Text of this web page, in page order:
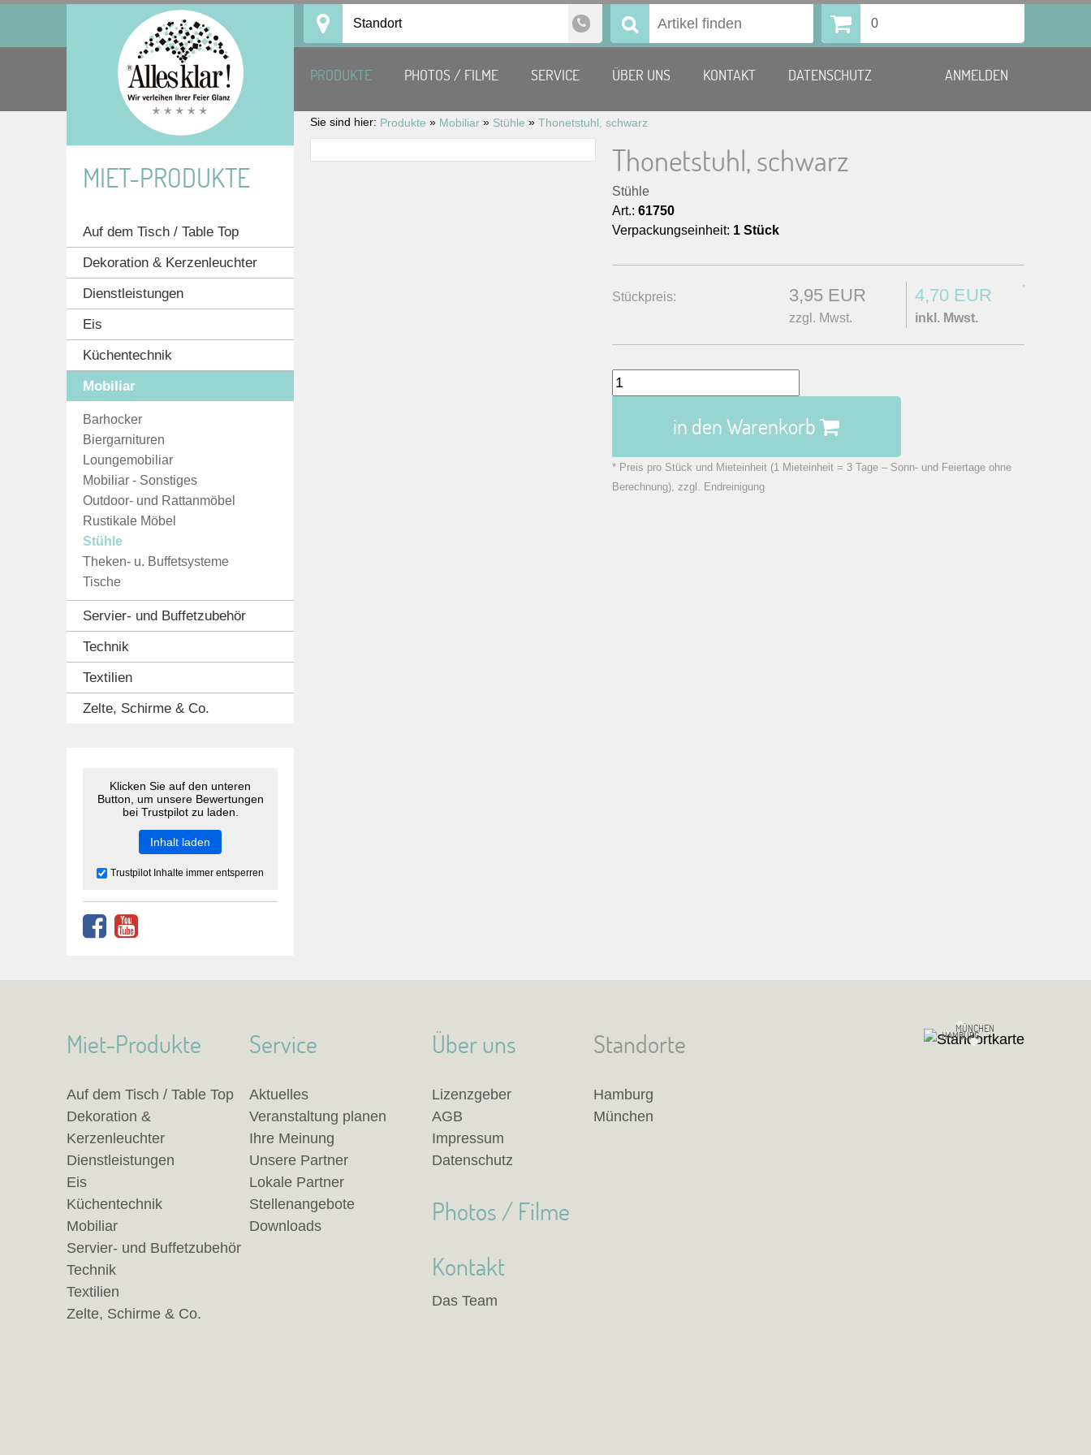
Standort Suchen 0
PRODUKTE PHOTOS / FILME SERVICE ÜBER UNS KONTAKT DATENSCHUTZ ANMELDEN
Sie sind hier: Produkte » Mobiliar » Stühle » Thonetstuhl, schwarz
Thonetstuhl, schwarz
Stühle
Art.: 61750
Verpackungseinheit: 1 Stück
Stückpreis: 3,95 EUR
zzgl. Mwst.
4,70 EUR *
inkl. Mwst.
in den Warenkorb
* Preis pro Stück und Mieteinheit (1 Mieteinheit = 3 Tage – Sonn- und Feiertage ohne
Berechnung), zzgl. Endreinigung
MIET-PRODUKTE
Auf dem Tisch / Table Top
Dekoration & Kerzenleuchter
Dienstleistungen
Eis
Küchentechnik
Mobiliar
Barhocker
Biergarnituren
Loungemobiliar
Mobiliar - Sonstiges
Outdoor- und Rattanmöbel
Rustikale Möbel
Stühle
Theken- u. Buffetsysteme
Tische
Servier- und Buffetzubehör
Technik
Textilien
Zelte, Schirme & Co.
Klicken Sie auf den unteren
Button, um unsere Bewertungen
bei Trustpilot zu laden.
Inhalt laden
Trustpilot Inhalte immer entsperren
Standorte
Hamburg
München
HAMBURG
MÜNCHEN
Miet-Produkte
Auf dem Tisch / Table Top
Dekoration &
Kerzenleuchter
Dienstleistungen
Eis
Küchentechnik
Mobiliar
Servier- und Buffetzubehör
Technik
Textilien
Zelte, Schirme & Co.
Service
Aktuelles
Veranstaltung planen
Ihre Meinung
Unsere Partner
Lokale Partner
Stellenangebote
Downloads
Über uns
Lizenzgeber
AGB
Impressum
Datenschutz
Photos / Filme
Kontakt
Das Team